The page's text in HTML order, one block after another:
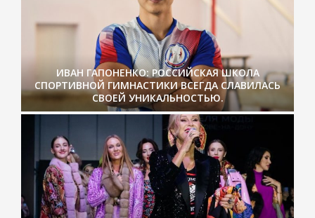
ИВАН ГАПОНЕНКО: РОССИЙСКАЯ ШКОЛА
СПОРТИВНОЙ ГИМНАСТИКИ ВСЕГДА СЛАВИЛАСЬ
СВОЕЙ УНИКАЛЬНОСТЬЮ.